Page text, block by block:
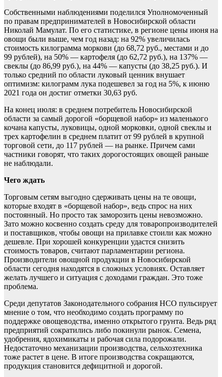
Собственными наблюдениями поделился Уполномоченный
по правам предпринимателей в Новосибирской области
Николай Мамулат. По его статистике, в регионе цены июня на
овощи были выше, чем год назад: на 92% увеличилась
стоимость килограмма моркови (до 68,72 руб., местами и до
99 рублей), на 50% — картофеля (до 62,72 руб.), на 137% —
свеклы (до 86,99 руб.), на 44% — капусты (до 38,25 руб.). И
только средний по области луковый ценник внушает
оптимизм: килограмм лука подешевел за год на 5%, к июню
2021 года он достиг отметки 30,63 руб.
На конец июля: в среднем потребитель Новосибирской
области за самый дорогой «борщевой набор» из маленького
кочана капусты, луковицы, одной морковки, одной свеклы и
трех картофелин в среднем платит от 99 рублей в крупной
торговой сети, до 117 рублей — на рынке. Причем сами
частники говорят, что таких дорогостоящих овощей раньше
не наблюдали.
Чего ждать
Торговым сетям выгодно сдерживать цены на те овощи,
которые входят в «борщевой набор», ведь спрос на них
постоянный. Но просто так заморозить цены невозможно.
Зато можно косвенно создать среду для товаропроизводителей
и поставщиков, чтобы овощи на прилавке стоили как можно
дешевле. При хорошей конкуренции удастся снизить
стоимость товаров, считают парламентарии региона.
Производители овощной продукции в Новосибирской
области сегодня находятся в сложных условиях. Оставляет
желать лучшего и ситуация с доходами граждан. Это тоже
проблема.
Среди депутатов Законодательного собрания НСО пульсирует
мнение о том, что необходимо создать программу по
поддержке овощеводства, именно открытого грунта. Ведь ряд
предприятий сократились либо покинули рынок. Семена,
удобрения, ядохимикаты и рабочая сила подорожали.
Недостаточно механизации производства, сельхозтехника
тоже растет в цене. В итоге производства сокращаются,
продукция становится дефицитной и дорогой.